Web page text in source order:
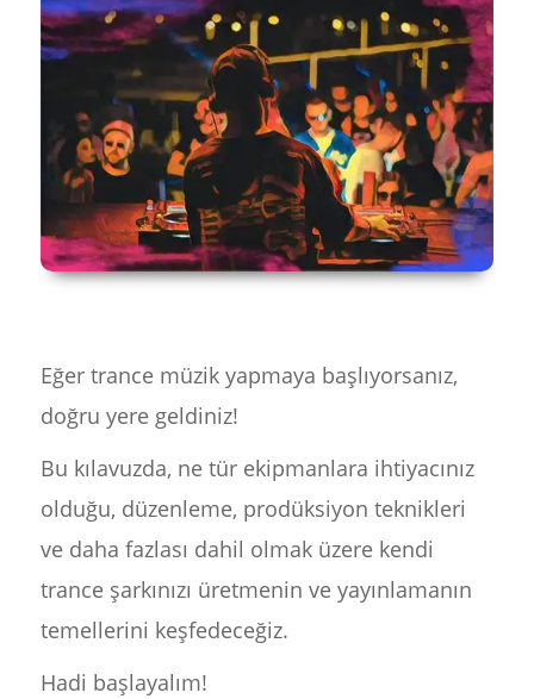
Eğer trance müzik yapmaya başlıyorsanız,
doğru yere geldiniz!
Bu kılavuzda, ne tür ekipmanlara ihtiyacınız
olduğu, düzenleme, prodüksiyon teknikleri
ve daha fazlası dahil olmak üzere kendi
trance şarkınızı üretmenin ve yayınlamanın
temellerini keşfedeceğiz.
Hadi başlayalım!